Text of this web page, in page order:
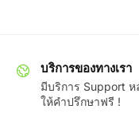
บริการของทางเรา
มีบริการ Support
ให้คำปรึกษาฟรี !